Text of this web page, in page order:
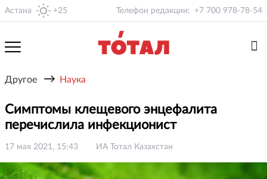
Астана +25 Телефон редакции: +7 700 978-78-54
Другое → Наука
Симптомы клещевого энцефалита
перечислила инфекционист
17 мая 2021, 15:43 ИА Тотал Казахстан